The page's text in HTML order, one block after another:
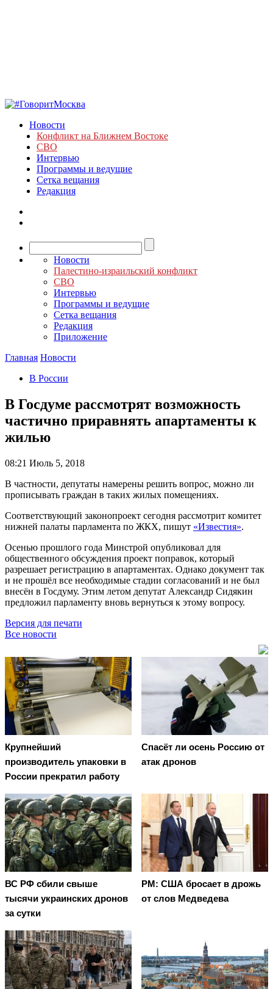
Новости
Конфликт на Ближнем Востоке
СВО
Интервью
Программы и ведущие
Сетка вещания
Редакция
Новости
Палестино-израильский конфликт
СВО
Интервью
Программы и ведущие
Сетка вещания
Редакция
Приложение
Главная Новости
В России
В Госдуме рассмотрят возможность
частично приравнять апартаменты к
жилью
08:21 Июль 5, 2018
В частности, депутаты намерены решить вопрос, можно ли
прописывать граждан в таких жилых помещениях.
Соответствующий законопроект сегодня рассмотрит комитет
нижней палаты парламента по ЖКХ, пишут «Известия».
Осенью прошлого года Минстрой опубликовал для
общественного обсуждения проект поправок, который
разрешает регистрацию в апартаментах. Однако документ так
и не прошёл все необходимые стадии согласований и не был
внесён в Госдуму. Этим летом депутат Александр Сидякин
предложил парламенту вновь вернуться к этому вопросу.
Версия для печати
Все новости
Крупнейший
производитель упаковки в
России прекратил работу
Спасёт ли осень Россию от
атак дронов
ВС РФ сбили свыше
тысячи украинских дронов
за сутки
PM: США бросает в дрожь
от слов Медведева